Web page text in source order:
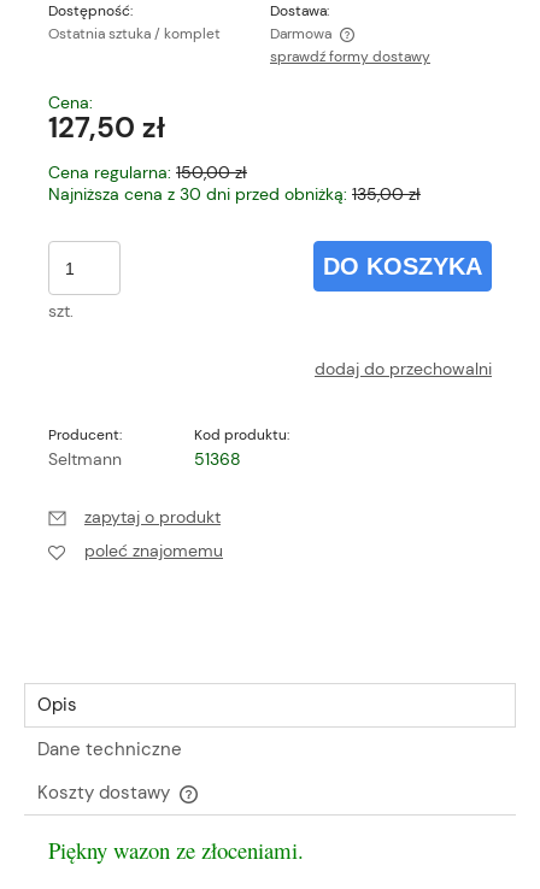
Dostępność:
Ostatnia sztuka / komplet
Dostawa:
Darmowa
Cena nie zawiera ewentualnych kosztów płatności
sprawdź formy dostawy
Cena:
127,50 zł
Cena regularna: 150,00 zł
Najniższa cena z 30 dni przed obniżką: 135,00 zł
szt.
DO KOSZYKA
dodaj do przechowalni
Producent:
Seltmann
Kod produktu:
51368
zapytaj o produkt
poleć znajomemu
Opis
Dane techniczne
Koszty dostawy
Cena nie zawiera ewentualnych kosztów płatności
Piękny wazon ze złoceniami.